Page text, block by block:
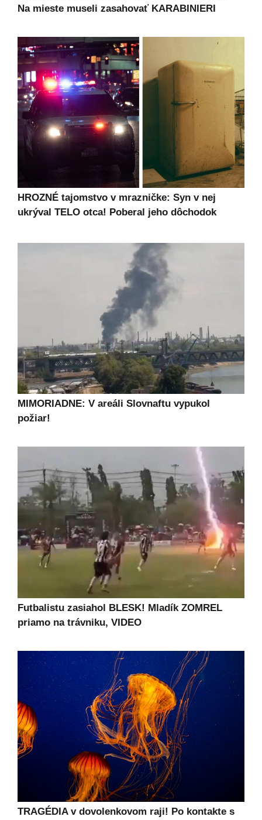
Na mieste museli zasahovať KARABINIERI
HROZNÉ tajomstvo v mrazničke: Syn v nej
ukrýval TELO otca! Poberal jeho dôchodok
MIMORIADNE: V areáli Slovnaftu vypukol
požiar!
Futbalistu zasiahol BLESK! Mladík ZOMREL
priamo na trávniku, VIDEO
TRAGÉDIA v dovolenkovom raji! Po kontakte s